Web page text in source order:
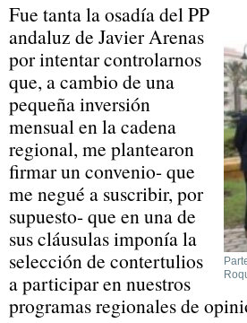
Fue tanta la osadía del PP
andaluz de Javier Arenas
por intentar controlarnos
que, a cambio de una
pequeña inversión
mensual en la cadena
regional, me plantearon
firmar un convenio- que
me negué a suscribir, por
supuesto- que en una de
sus cláusulas imponía la
selección de contertulios
a participar en nuestros
programas regionales de